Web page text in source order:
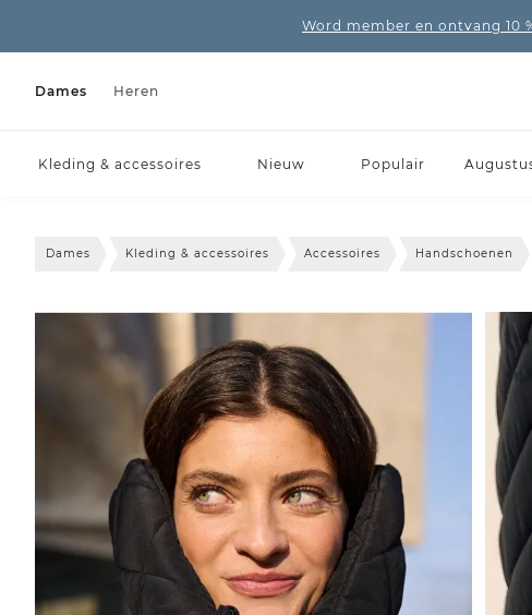
Word member en ontvang 10
Dames Heren
Kleding & accessoires Nieuw Populair
Dames Kleding & accessoires Accessoires Handschoenen